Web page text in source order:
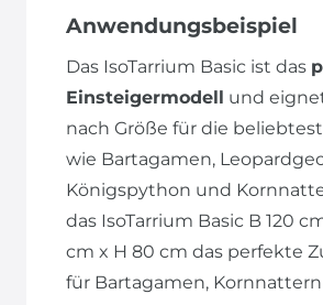
Anwendungsbeispiel
Das IsoTarrium Basic ist das
Einsteigermodell
und
nach Größe für die
wie Bartagamen,
Königspython und
das IsoTarrium Basic B 120
cm x H 80 cm das perfekte
für Bartagamen,